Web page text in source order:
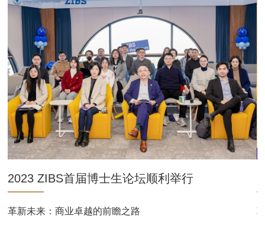
2023 ZIBS首届博士生论坛顺利举行
革新未来：商业卓越的前瞻之路